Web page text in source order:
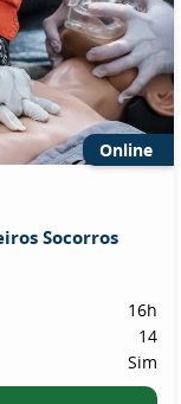
Online
Socorros
16h
14
Sim